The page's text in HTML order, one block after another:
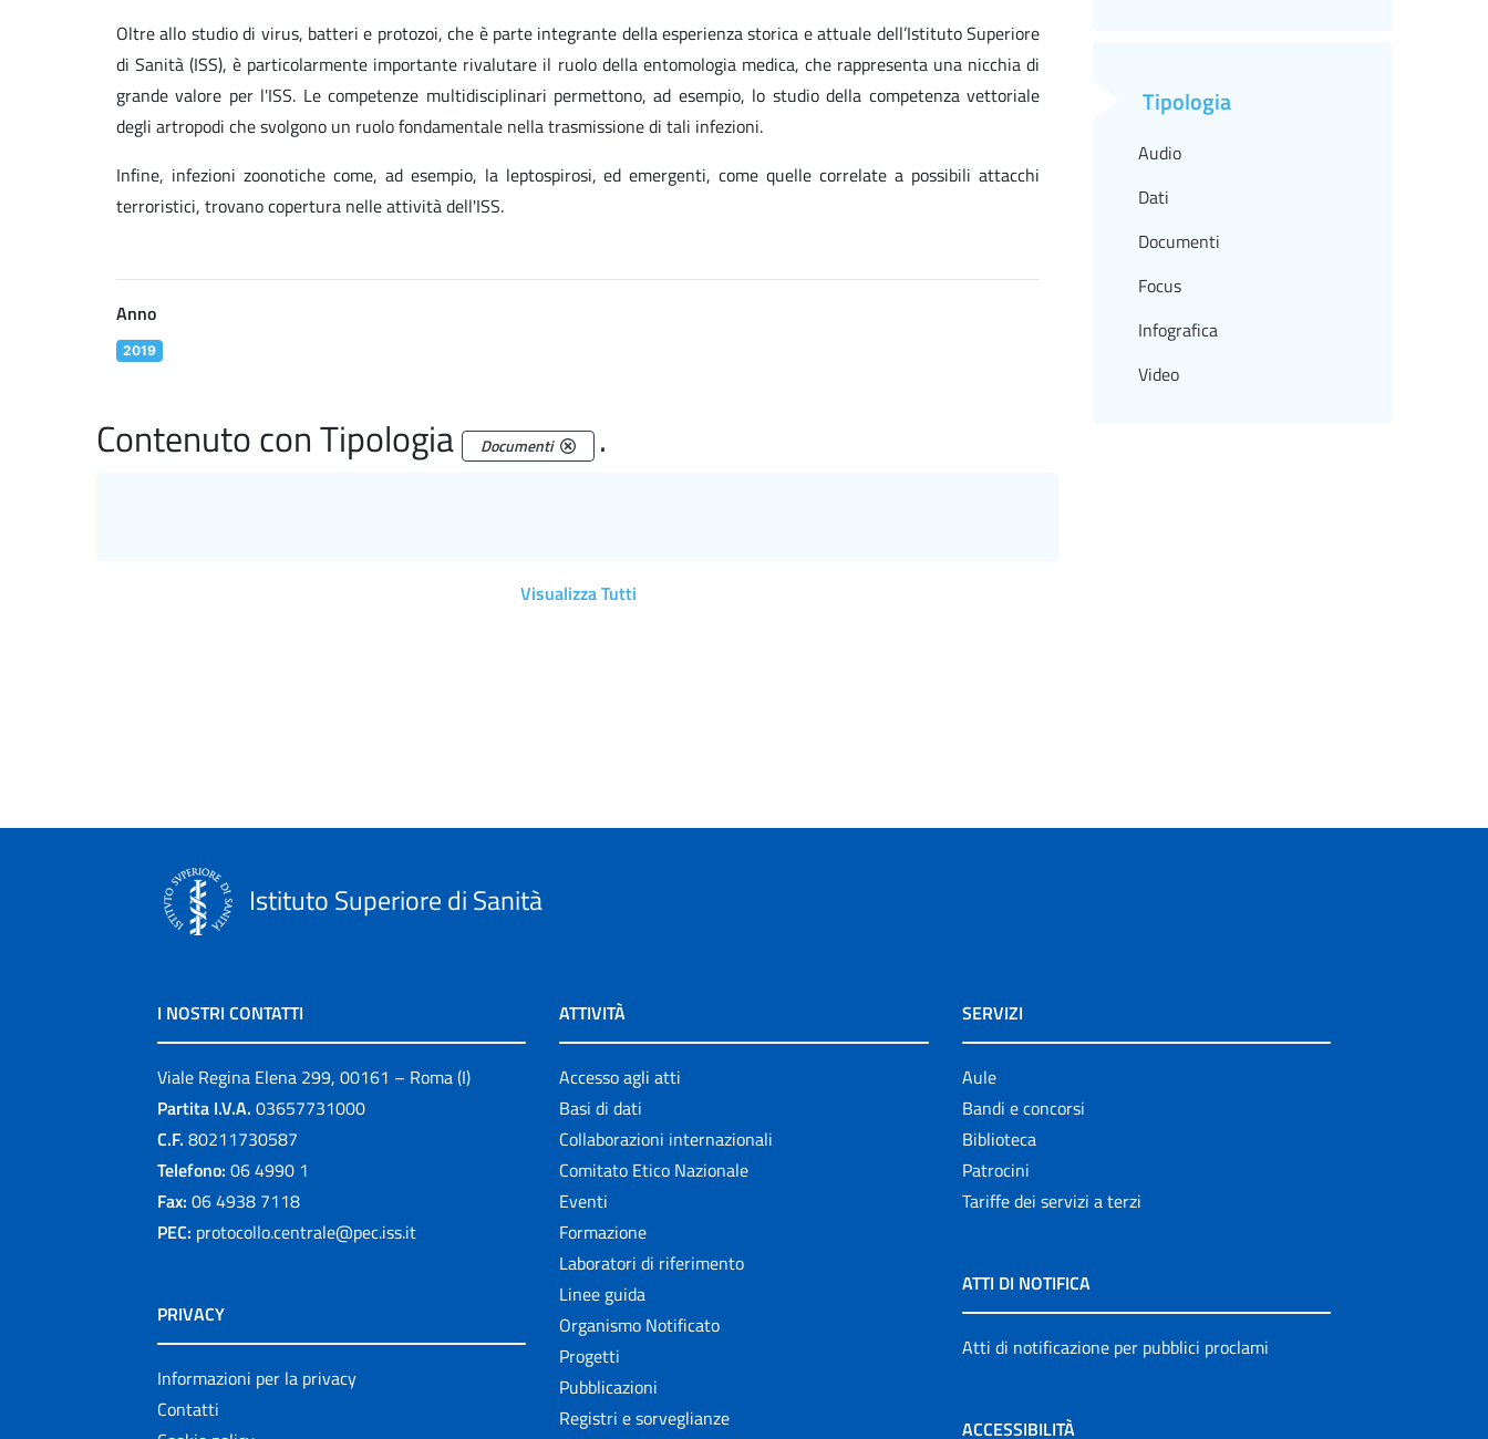
Oltre allo studio di virus, batteri e protozoi, che è parte integrante della esperienza storica e attuale dell’Istituto Superiore
di Sanità (ISS), è particolarmente importante rivalutare il ruolo della entomologia medica, che rappresenta una nicchia di
grande valore per l'ISS. Le competenze multidisciplinari permettono, ad esempio, lo studio della competenza vettoriale
degli artropodi che svolgono un ruolo fondamentale nella trasmissione di tali infezioni.
Infine, infezioni zoonotiche come, ad esempio, la leptospirosi, ed emergenti, come quelle correlate a possibili attacchi
terroristici, trovano copertura nelle attività dell'ISS.
Anno
2019
Contenuto con Tipologia Documenti .
Visualizza Tutti
Tipologia
Audio
Dati
Documenti
Focus
Infografica
Video
Istituto Superiore di Sanità
I NOSTRI CONTATTI
Viale Regina Elena 299, 00161 – Roma (I)
Partita I.V.A. 03657731000
C.F. 80211730587
Telefono: 06 4990 1
Fax: 06 4938 7118
PEC: protocollo.centrale@pec.iss.it
PRIVACY
Informazioni per la privacy
Contatti
ATTIVITÀ
Accesso agli atti
Basi di dati
Collaborazioni internazionali
Comitato Etico Nazionale
Eventi
Formazione
Laboratori di riferimento
Linee guida
Organismo Notificato
Progetti
Pubblicazioni
Registri e sorveglianze
SERVIZI
Aule
Bandi e concorsi
Biblioteca
Patrocini
Tariffe dei servizi a terzi
ATTI DI NOTIFICA
Atti di notificazione per pubblici proclami
ACCESSIBILITÀ